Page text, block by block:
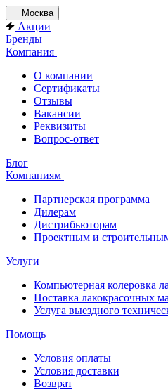
Москва
Акции
Бренды
Компания
О компании
Сертификаты
Отзывы
Вакансии
Реквизиты
Вопрос-ответ
Блог
Компаниям
Партнерская программа
Дилерам
Дистрибьюторам
Проектным и
Услуги
Компьютерная колеровка
Поставка лакокрасочных
Услуга выездного
Помощь
Условия оплаты
Условия доставки
Возврат